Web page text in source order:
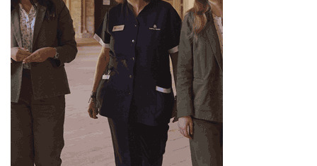
Ahora León Luis Mera Lucky
Mansilla de las Mulas Música leonesa
Noticias de León Sereno y aislado
Soy el castor
Villanueva de las Manzanas